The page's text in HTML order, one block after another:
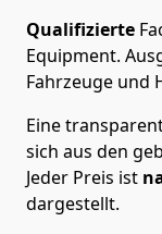
Qualifizierte
Equipment.
Fahrzeuge und
Eine
sich aus den
Jeder Preis ist
dargestellt.